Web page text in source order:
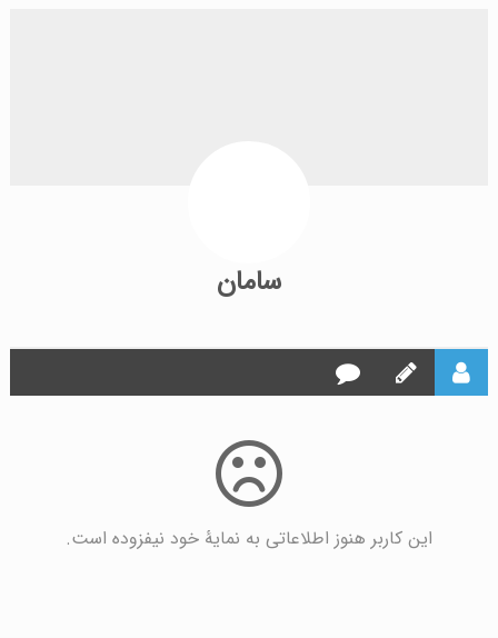
سامان
این کاربر هنوز اطلاعاتی به نمایۀ خود نیفزوده است.